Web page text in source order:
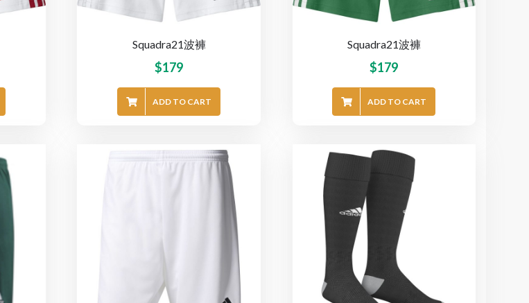
Squadra21波褲
$179
ADD TO CART
Squadra21波褲
$179
ADD TO CART